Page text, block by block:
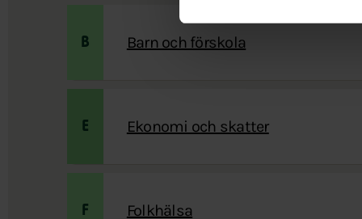
B Barn och förskola
E Ekonomi och skatter
F Folkhälsa